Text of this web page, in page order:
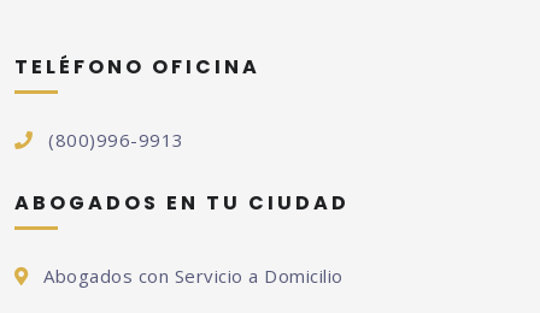
TELÉFONO OFICINA
(800)996-9913
ABOGADOS EN TU CIUDAD
Abogados con Servicio a Domicilio